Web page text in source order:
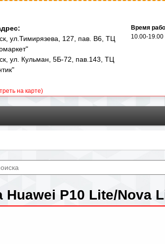
основному
ул.Тимирязева, 127, пав. В6, ТЦ
ул. Кульман, 5Б-72, пав.143, ТЦ
на карте)
Время
10.00-19.00
P10 Lite/Nova